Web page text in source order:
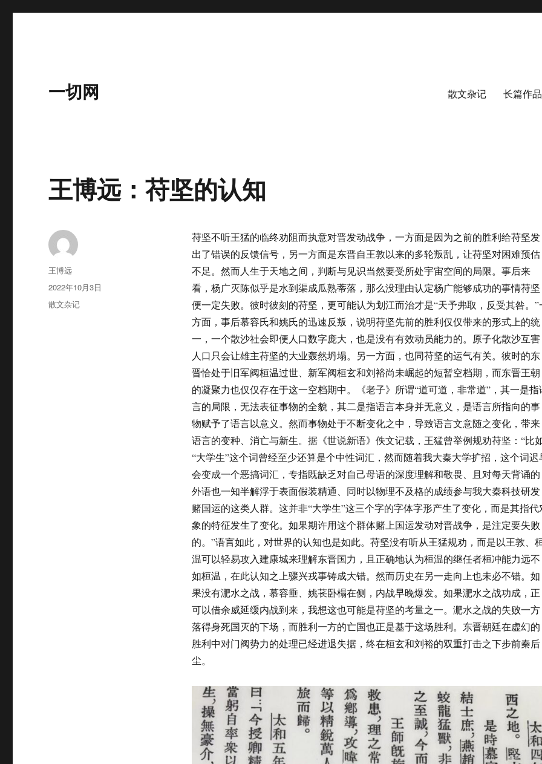
一切网 散文杂记 长篇作品
王博远：苻坚的认知
苻坚不听王猛的临终劝阻而执意对晋发动战争，一方面是因为之前的胜利给苻坚发
出了错误的反馈信号，另一方面是东晋自王敦以来的多轮叛乱，让苻坚对困难预估
不足。然而人生于天地之间，判断与见识当然要受所处宇宙空间的局限。事后来
看，杨广灭陈似乎是水到渠成瓜熟蒂落，那么没理由认定杨广能够成功的事情苻坚
便一定失败。彼时彼刻的苻坚，更可能认为划江而治才是“天予弗取，反受其咎。”
方面，事后慕容氏和姚氏的迅速反叛，说明苻坚先前的胜利仅仅带来的形式上的统
一，一个散沙社会即便人口数字庞大，也是没有有效动员能力的。原子化散沙互害
人口只会让雄主苻坚的大业轰然坍塌。另一方面，也同苻坚的运气有关。彼时的东
晋恰处于旧军阀桓温过世、新军阀桓玄和刘裕尚未崛起的短暂空档期，而东晋王朝
的凝聚力也仅仅存在于这一空档期中。《老子》所谓“道可道，非常道”，其一是指
言的局限，无法表征事物的全貌，其二是指语言本身并无意义，是语言所指向的事
物赋予了语言以意义。然而事物处于不断变化之中，导致语言文意随之变化，带来
语言的变种、消亡与新生。据《世说新语》佚文记载，王猛曾举例规劝苻坚：“比
“大学生”这个词曾经至少还算是个中性词汇，然而随着我大秦大学扩招，这个词迟
会变成一个恶搞词汇，专指既缺乏对自己母语的深度理解和敬畏、且对每天背诵的
外语也一知半解浮于表面假装精通、同时以物理不及格的成绩参与我大秦科技研发
赌国运的这类人群。这并非“大学生”这三个字的字体字形产生了变化，而是其指代
象的特征发生了变化。如果期许用这个群体赌上国运发动对晋战争，是注定要失败
的。”语言如此，对世界的认知也是如此。苻坚没有听从王猛规劝，而是以王敦、
温可以轻易攻入建康城来理解东晋国力，且正确地认为桓温的继任者桓冲能力远不
如桓温，在此认知之上骤兴戎事铸成大错。然而历史在另一走向上也未必不错。如
果没有淝水之战，慕容垂、姚苌卧榻在侧，内战早晚爆发。如果淝水之战功成，正
可以借余威延缓内战到来，我想这也可能是苻坚的考量之一。淝水之战的失败一方
落得身死国灭的下场，而胜利一方的亡国也正是基于这场胜利。东晋朝廷在虚幻的
胜利中对门阀势力的处理已经进退失据，终在桓玄和刘裕的双重打击之下步前秦后
尘。
作
者
王博远
发
布
于
2022年10月3日
分
散文杂记